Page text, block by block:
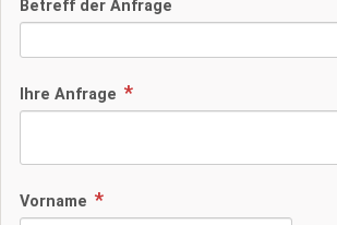
Betreff der Anfrage
Ihre Anfrage
Vorname